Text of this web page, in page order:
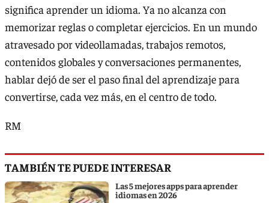
significa aprender un idioma. Ya no alcanza con
memorizar reglas o completar ejercicios. En un mundo
atravesado por videollamadas, trabajos remotos,
contenidos globales y conversaciones permanentes,
hablar dejó de ser el paso final del aprendizaje para
convertirse, cada vez más, en el centro de todo.
RM
TAMBIÉN TE PUEDE INTERESAR
Las 5 mejores apps para aprender
idiomas en 2026